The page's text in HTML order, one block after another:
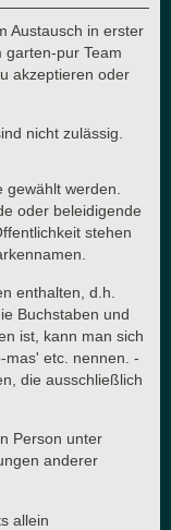
Austausch in erster
garten-pur Team
akzeptieren oder
nicht zulässig.
gewählt werden.
oder beleidigende
stehen
enthalten, d.h.
Buchstaben und
ist, kann man sich
etc. nennen. -
die ausschließlich
Person unter
anderer
allein